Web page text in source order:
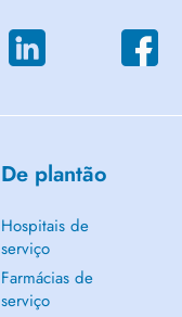
De plantão
Hospitais de
serviço
Farmácias de
serviço